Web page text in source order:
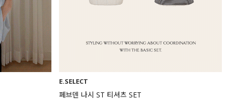
E.SELECT
페브덴 나시 ST 티셔츠 SET